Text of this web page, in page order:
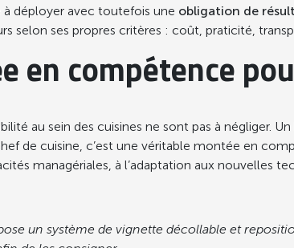
déployer avec toutefois une obligation de
selon ses propres critères : coût, praticité,
en compétence
au sein des cuisines ne sont pas à négliger.
de cuisine, c’est une véritable montée en
managériales, à l’adaptation aux nouvelles
un système de vignette décollable et